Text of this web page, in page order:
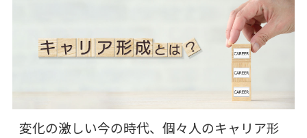
変化の激しい今の時代、個々人のキャリア形